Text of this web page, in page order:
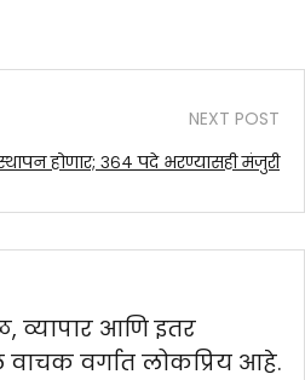
NEXT POST
होणार; ३६४ पदे भरण्यासही मंजुरी
व्यापार आणि इतर
वाचक वर्गात लोकप्रिय आहे.